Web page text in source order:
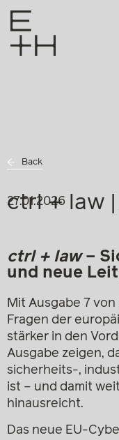
Back
ctrl + law
27.01.2026
ctrl + law–
und neue
Mit Ausgabe 7 von
Fragen der
stärker in den
Ausgabe zeigen,
sicherheits-,
ist – und damit
hinausreicht.
Das neue EU-